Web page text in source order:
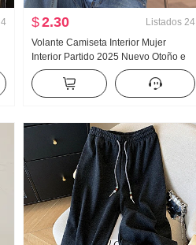
4
$2.30 Listados 24
Volante Camiseta Interior Mujer
Interior Partido 2025 Nuevo Otoño e
invierno Cuello semi alto Manga larga
tejida Top